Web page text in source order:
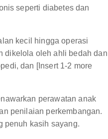
seperti diabetes dan
kecil hingga operasi
dikelola oleh ahli bedah dan
dan [Insert 1-2 more
perawatan anak
penilaian perkembangan.
penuh kasih sayang.